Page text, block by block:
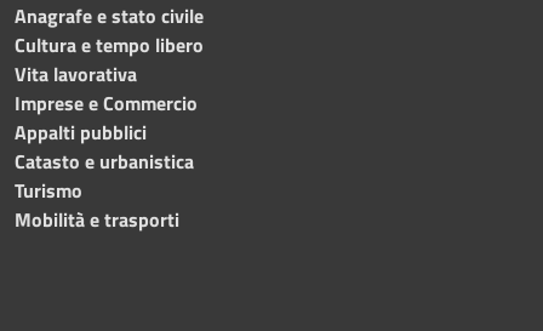
Anagrafe e stato civile
Cultura e tempo libero
Vita lavorativa
Imprese e Commercio
Appalti pubblici
Catasto e urbanistica
Turismo
Mobilità e trasporti